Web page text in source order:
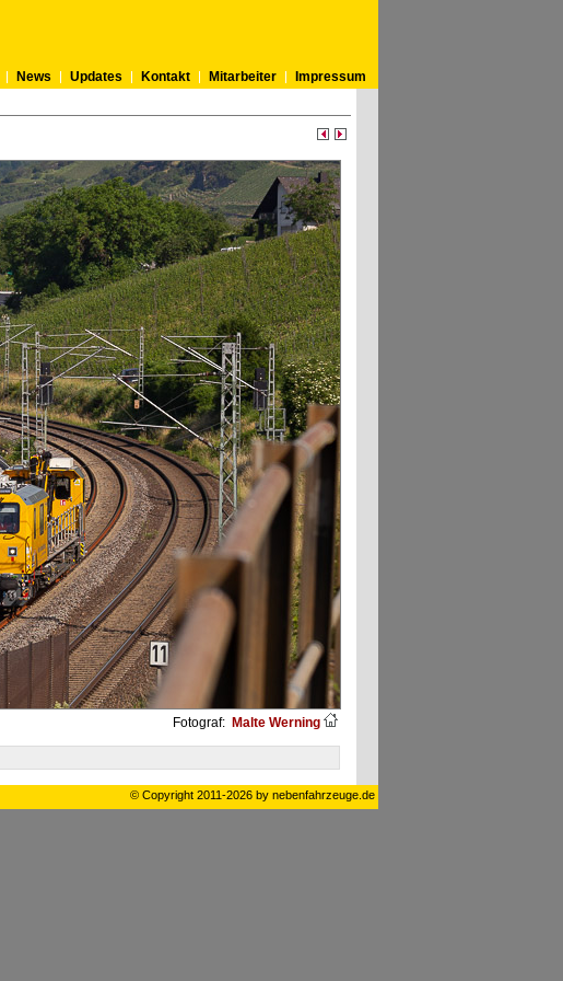
News Updates Kontakt Mitarbeiter
Impressum
Fotograf: Malte Werning
© Copyright 2011-2026 by nebenfahrzeuge.de